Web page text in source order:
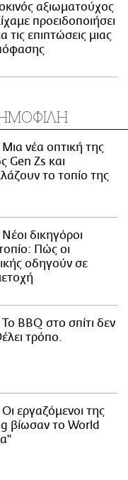
αξιωματούχος
προειδοποιήσει
τις επιπτώσεις μιας
Μια νέα οπτική της
Gen Zs και
το τοπίο της
Νέοι δικηγόροι
Πώς οι
οδηγούν σε
Το BBQ στο σπίτι δεν
τρόπο.
Οι εργαζόμενοι της
βίωσαν το World